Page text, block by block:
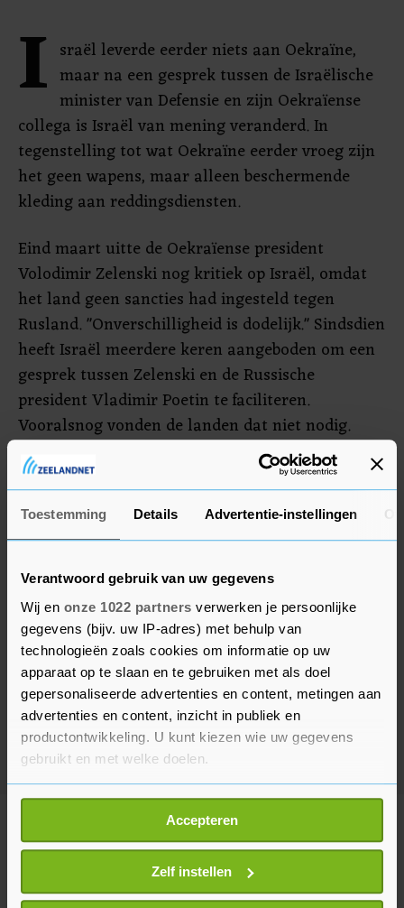
Toestemming Details Advertentie-instellingen
Verantwoord gebruik van uw gegevens
Wij en onze 1022 partners verwerken je persoonlijke
gegevens (bijv. uw IP-adres) met behulp van
technologieën zoals cookies om informatie op uw
apparaat op te slaan en te gebruiken met als doel
gepersonaliseerde advertenties en content, metingen aan
advertenties en content, inzicht in publiek en
productontwikkeling. U kunt kiezen wie uw gegevens
gebruikt en met welke doelen.
Als u het toestaat, willen we ook graag:
Informatie verzamelen over uw geografische
locatie, die tot een paar meter nauwkeurig kan zijn
Uw apparaat identificeren door het actief te
scannen op specifieke eigenschappen (fingerprinting)
Accepteren
Zelf instellen
I sraël leverde eerder niets aan Oekraïne,
maar na een gesprek tussen de Israëlische
minister van Defensie en zijn Oekraïense
collega is Israël van mening veranderd. In
tegenstelling tot wat Oekraïne eerder vroeg zijn
het geen wapens, maar alleen beschermende
kleding aan reddingsdiensten.
Eind maart uitte de Oekraïense president
Volodimir Zelenski nog kritiek op Israël, omdat
het land geen sancties had ingesteld tegen
Rusland. "Onverschilligheid is dodelijk." Sindsdien
heeft Israël meerdere keren aangeboden om een
gesprek tussen Zelenski en de Russische
president Vladimir Poetin te faciliteren.
Vooralsnog vonden de landen dat niet nodig.
Meer uit Buitenland
Brand en doden door aanvallen op